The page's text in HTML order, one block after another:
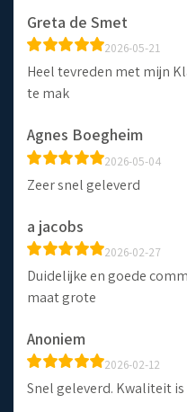
Greta de Smet
2026-05-21
Heel tevreden met mijn
te mak
Agnes Boegheim
2026-05-04
Zeer snel geleverd
a jacobs
2026-02-27
Duidelijke en goede
maat grote
Anoniem
2026-02-12
Snel geleverd. Kwaliteit